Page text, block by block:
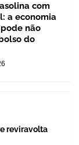
com
a economia
não
do
reviravolta